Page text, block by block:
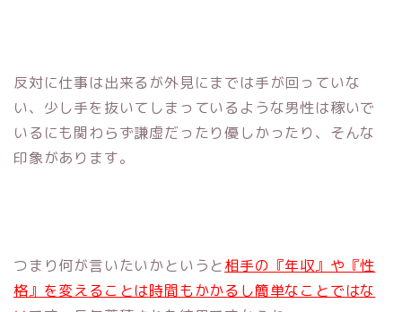
反対に仕事は出来るが外見にまでは手が回っていな
い、少し手を抜いてしまっているような男性は稼いで
いるにも関わらず謙虚だったり優しかったり、そんな
印象があります。
つまり何が言いたいかというと相手の『年収』や『性
格』を変えることは時間もかかるし簡単なことではな